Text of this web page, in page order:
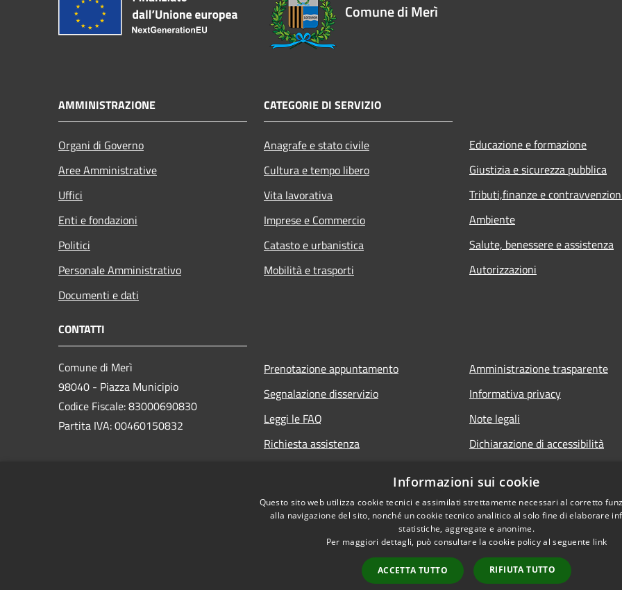
Comune di Merì
AMMINISTRAZIONE
Organi di Governo
Aree Amministrative
Uffici
Enti e fondazioni
Politici
Personale Amministrativo
Documenti e dati
CATEGORIE DI SERVIZIO
Anagrafe e stato civile
Cultura e tempo libero
Vita lavorativa
Imprese e Commercio
Catasto e urbanistica
Mobilità e trasporti
Educazione e formazione
Giustizia e sicurezza pubblica
Tributi,finanze e
Ambiente
Salute, benessere e assistenza
Autorizzazioni
CONTATTI
Comune di Merì
98040 - Piazza Municipio
Codice Fiscale: 83000690830
Partita IVA: 00460150832
Prenotazione appuntamento
Segnalazione disservizio
Leggi le FAQ
Richiesta assistenza
Amministrazione trasparente
Informativa privacy
Note legali
Dichiarazione di accessibilità
Informazioni sui cookie
Questo sito web utilizza cookie tecnici e assimilati strettamente necessari al corretto
alla navigazione del sito, nonché un cookie tecnico analitico al solo fine di elaborare
statistiche, aggregate e anonime.
Per maggiori dettagli, può consultare la cookie policy al seguente link
ACCETTA TUTTO RIFIUTA TUTTO